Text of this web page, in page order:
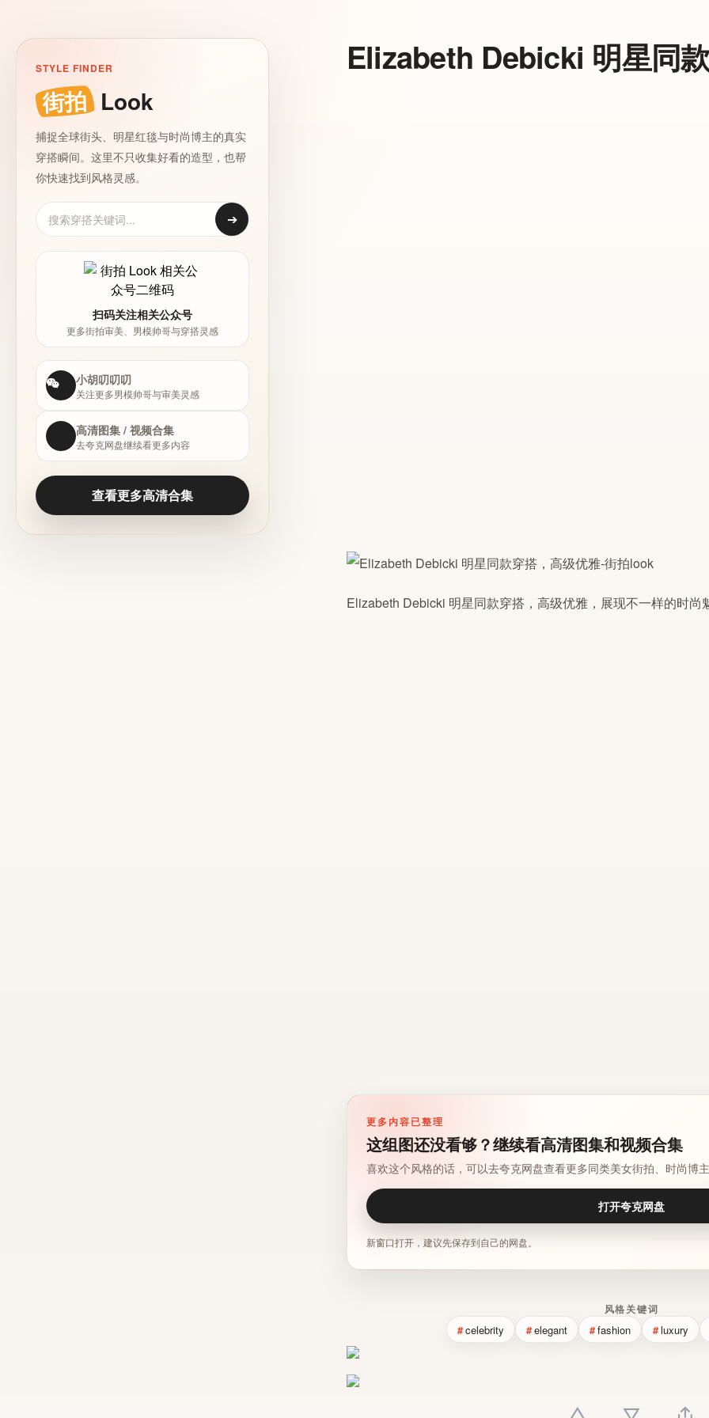
STYLE FINDER
街拍 Look
捕捉全球街头、明星红毯与时尚博主的真实
穿搭瞬间。这里不只收集好看的造型，也帮
你快速找到风格灵感。
➔
扫码关注相关公众号
更多街拍审美、男模帅哥与穿搭灵感
小胡叨叨叨
关注更多男模帅哥与审美灵感
高清图集 / 视频合集
去夸克网盘继续看更多内容
查看更多高清合集
Elizabeth Debicki 明星同
Elizabeth Debicki 明星同款穿搭，高级优雅，展现不一样的时尚
更多内容已整理
这组图还没看够？继续看高清图集和视频合集
喜欢这个风格的话，可以去夸克网盘查看更多同类美女街拍、时尚博
打开夸克网盘
新窗口打开，建议先保存到自己的网盘。
风格关键词
celebrity elegant fashion luxury